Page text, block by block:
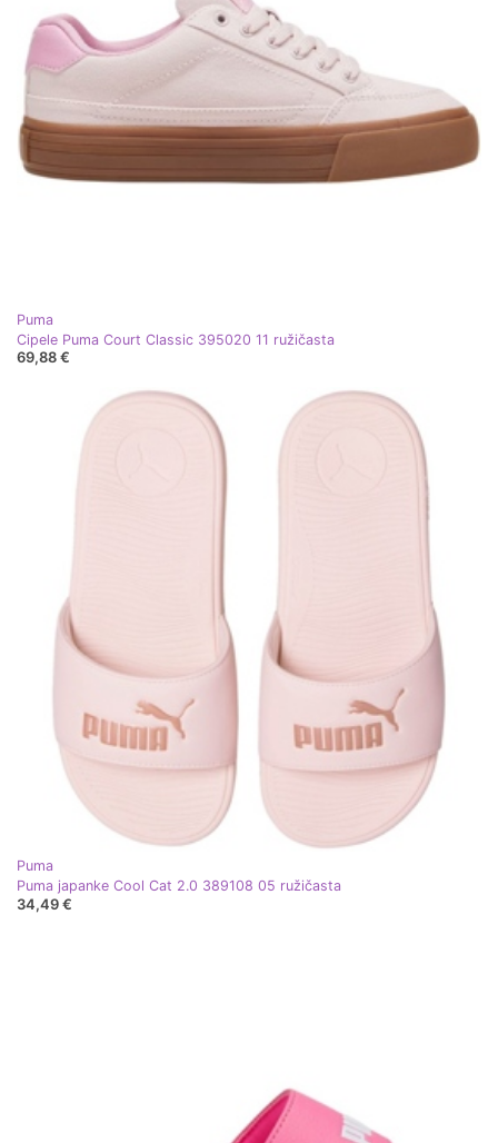
Puma
Cipele Puma Court Classic 395020 11 ružičasta
69,88 €
Puma
Puma japanke Cool Cat 2.0 389108 05 ružičasta
34,49 €